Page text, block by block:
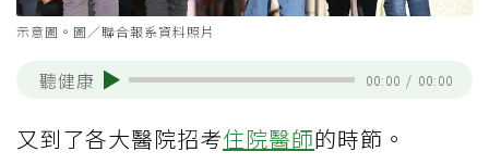
示意圖。圖／聯合報系資料照片
聽健康 00:00 / 00:00
又到了各大醫院招考住院醫師的時節。